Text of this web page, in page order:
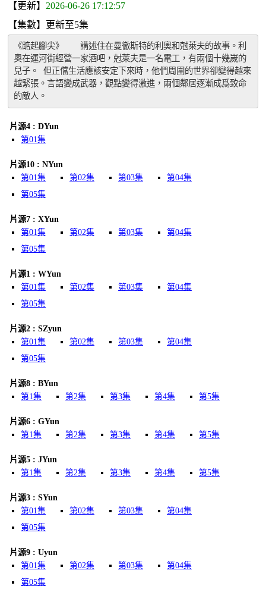
【更新】 2026-06-26 17:12:57
【集數】更新至5集
《踮起腳尖》　　講述住在曼徹斯特的利奧和尅萊夫的故事。利
奧在運河街經營一家酒吧，尅萊夫是一名電工，有兩個十幾嵗的
兒子。 但正儅生活應該安定下來時，他們周圍的世界卻變得越來
越緊張。言語變成武器，觀點變得激進，兩個鄰居逐漸成爲致命
的敵人。
片源4 : DYun
第01集
片源10 : NYun
第01集
第02集 第03集
第04集
第05集
片源7 : XYun
第01集
第02集 第03集
第04集
第05集
片源1 : WYun
第01集
第02集 第03集
第04集
第05集
片源2 : SZyun
第01集
第02集 第03集
第04集
第05集
片源8 : BYun
第1集
第2集 第3集 第4集 第5集
片源6 : GYun
第1集
第2集 第3集 第4集 第5集
片源5 : JYun
第1集
第2集 第3集 第4集 第5集
片源3 : SYun
第01集
第02集 第03集
第04集
第05集
片源9 : Uyun
第01集
第02集 第03集
第04集
第05集